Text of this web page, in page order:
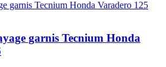
garnis Tecnium Honda